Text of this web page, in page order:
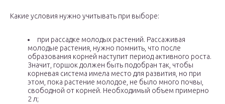
Какие условия нужно учитывать при выборе:
при рассадке молодых растений. Рассаживая
молодые растения, нужно помнить, что после
образования корней наступит период активного роста.
Значит, горшок должен быть подобран так, чтобы
корневая система имела место для развития, но при
этом, пока растение молодое, не было много почвы,
свободной от корней. Необходимый объем примерно
2 л;